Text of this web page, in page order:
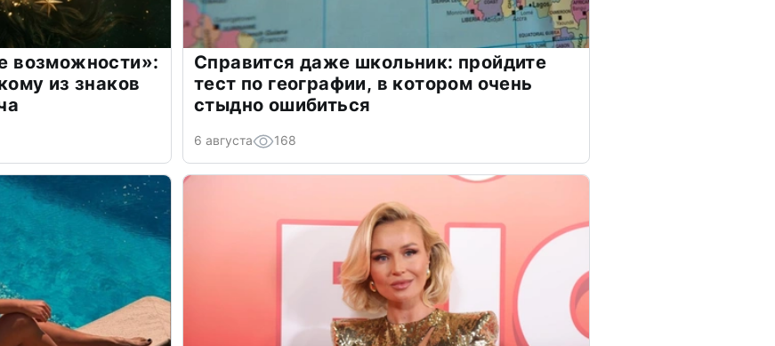
возможности»:
из знаков
Справится даже школьник: пройдите
тест по географии, в котором очень
стыдно ошибиться
6 августа 168